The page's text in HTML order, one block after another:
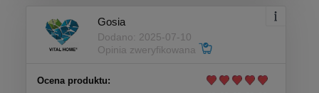
Gosia
Dodano: 2025-07-10
Opinia zweryfikowana
Ocena produktu: